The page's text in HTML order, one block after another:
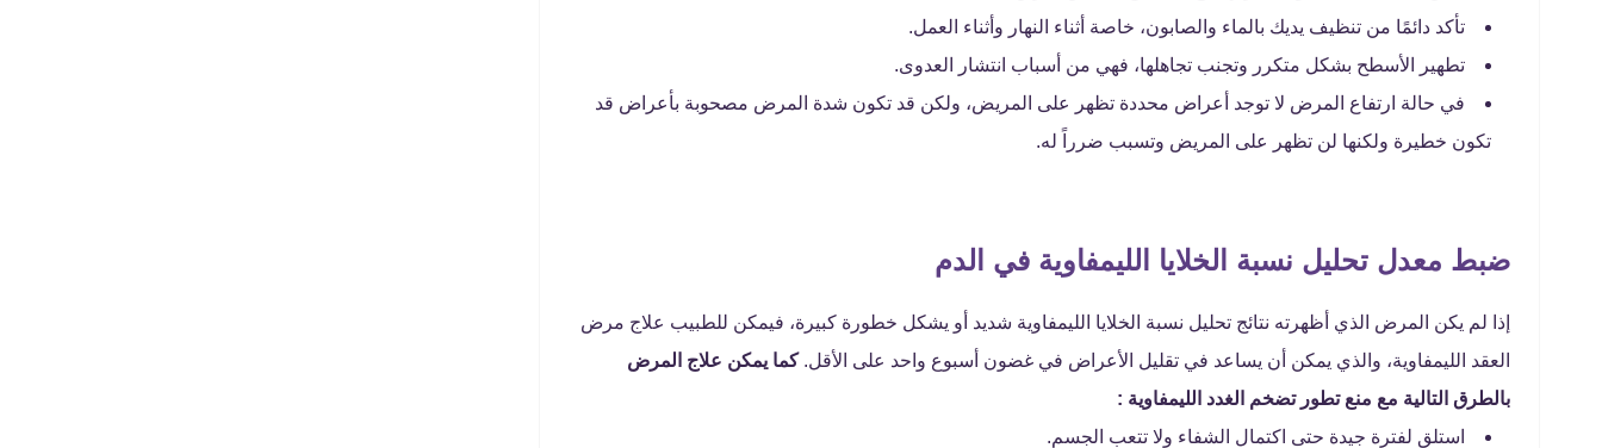
تأكد دائمًا من تنظيف يديك بالماء والصابون، خاصة أثناء النهار وأثناء العمل.
تطهير الأسطح بشكل متكرر وتجنب تجاهلها، فهي من أسباب انتشار العدوى.
في حالة ارتفاع المرض لا توجد أعراض محددة تظهر على المريض، ولكن قد تكون شدة المرض مصحوبة بأعراض قد
تكون خطيرة ولكنها لن تظهر على المريض وتسبب ضرراً له.
ضبط معدل تحليل نسبة الخلايا الليمفاوية في الدم
إذا لم يكن المرض الذي أظهرته نتائج تحليل نسبة الخلايا الليمفاوية شديد أو يشكل خطورة كبيرة، فيمكن للطبيب علاج مرض
العقد الليمفاوية، والذي يمكن أن يساعد في تقليل الأعراض في غضون أسبوع واحد على الأقل.كما يمكن علاج المرض
بالطرق التالية مع منع تطور تضخم الغدد الليمفاوية :
استلقِ لفترة جيدة حتى اكتمال الشفاء ولا تتعب الجسم.